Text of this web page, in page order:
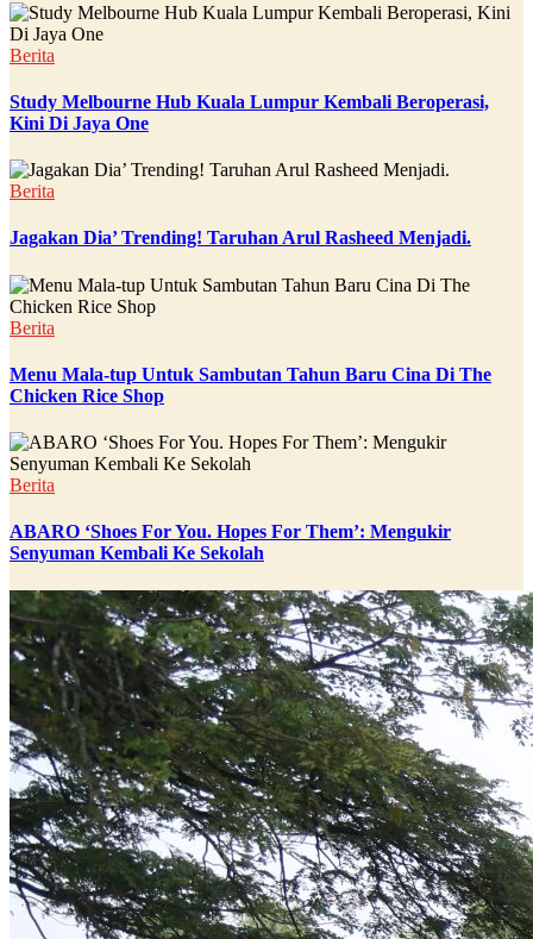
Berita
Study Melbourne Hub Kuala Lumpur Kembali Beroperasi,
Kini Di Jaya One
Berita
Jagakan Dia’ Trending! Taruhan Arul Rasheed Menjadi.
Berita
Menu Mala-tup Untuk Sambutan Tahun Baru Cina Di The
Chicken Rice Shop
Berita
ABARO ‘Shoes For You. Hopes For Them’: Mengukir
Senyuman Kembali Ke Sekolah